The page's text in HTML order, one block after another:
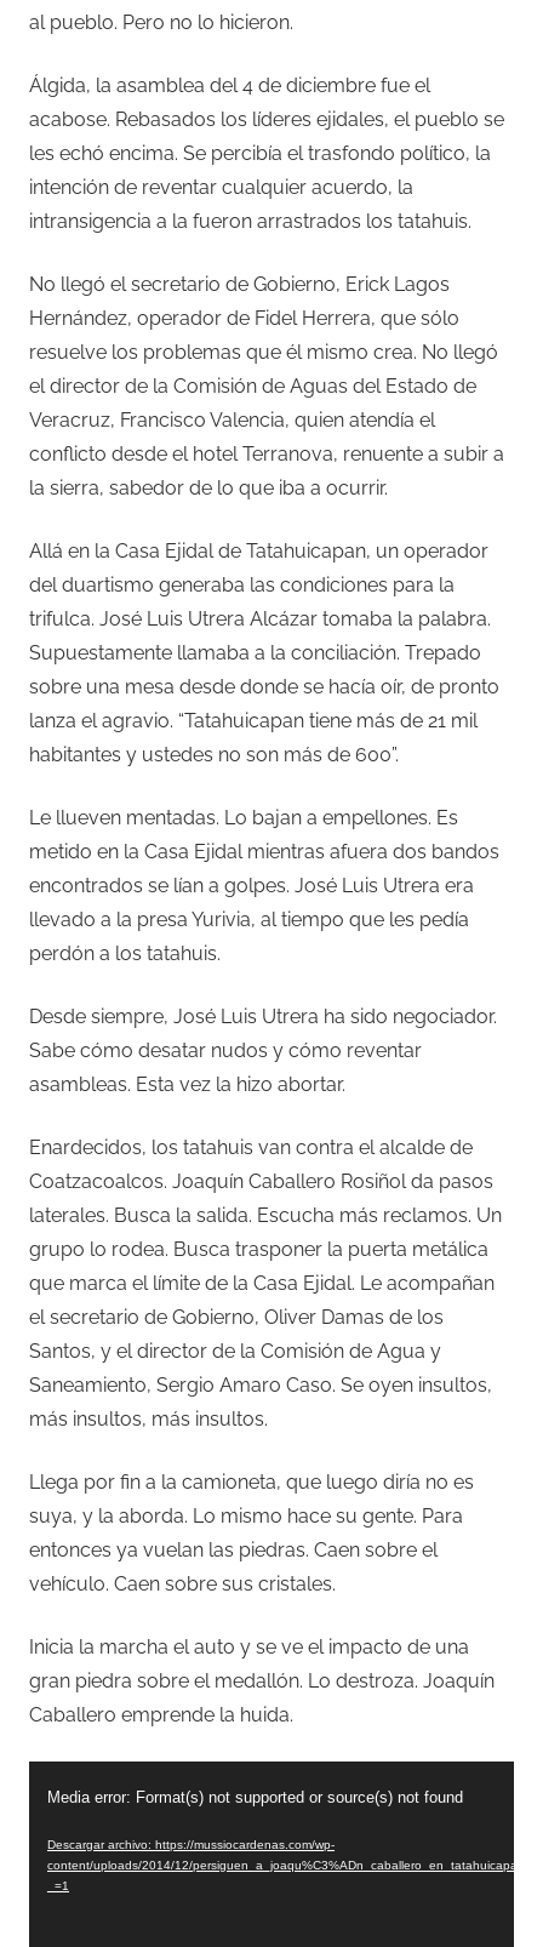
al pueblo. Pero no lo hicieron.
Álgida, la asamblea del 4 de diciembre fue el
acabose. Rebasados los líderes ejidales, el pueblo se
les echó encima. Se percibía el trasfondo político, la
intención de reventar cualquier acuerdo, la
intransigencia a la fueron arrastrados los tatahuis.
No llegó el secretario de Gobierno, Erick Lagos
Hernández, operador de Fidel Herrera, que sólo
resuelve los problemas que él mismo crea. No llegó
el director de la Comisión de Aguas del Estado de
Veracruz, Francisco Valencia, quien atendía el
conflicto desde el hotel Terranova, renuente a subir a
la sierra, sabedor de lo que iba a ocurrir.
Allá en la Casa Ejidal de Tatahuicapan, un operador
del duartismo generaba las condiciones para la
trifulca. José Luis Utrera Alcázar tomaba la palabra.
Supuestamente llamaba a la conciliación. Trepado
sobre una mesa desde donde se hacía oír, de pronto
lanza el agravio. “Tatahuicapan tiene más de 21 mil
habitantes y ustedes no son más de 600”.
Le llueven mentadas. Lo bajan a empellones. Es
metido en la Casa Ejidal mientras afuera dos bandos
encontrados se lían a golpes. José Luis Utrera era
llevado a la presa Yurivia, al tiempo que les pedía
perdón a los tatahuis.
Desde siempre, José Luis Utrera ha sido negociador.
Sabe cómo desatar nudos y cómo reventar
asambleas. Esta vez la hizo abortar.
Enardecidos, los tatahuis van contra el alcalde de
Coatzacoalcos. Joaquín Caballero Rosiñol da pasos
laterales. Busca la salida. Escucha más reclamos. Un
grupo lo rodea. Busca trasponer la puerta metálica
que marca el límite de la Casa Ejidal. Le acompañan
el secretario de Gobierno, Oliver Damas de los
Santos, y el director de la Comisión de Agua y
Saneamiento, Sergio Amaro Caso. Se oyen insultos,
más insultos, más insultos.
Llega por fin a la camioneta, que luego diría no es
suya, y la aborda. Lo mismo hace su gente. Para
entonces ya vuelan las piedras. Caen sobre el
vehículo. Caen sobre sus cristales.
Inicia la marcha el auto y se ve el impacto de una
gran piedra sobre el medallón. Lo destroza. Joaquín
Caballero emprende la huida.
de
vídeo
Media error: Format(s) not supported or source(s) not found
Descargar archivo: https://mussiocardenas.com/wp-
content/uploads/2014/12/
_=1